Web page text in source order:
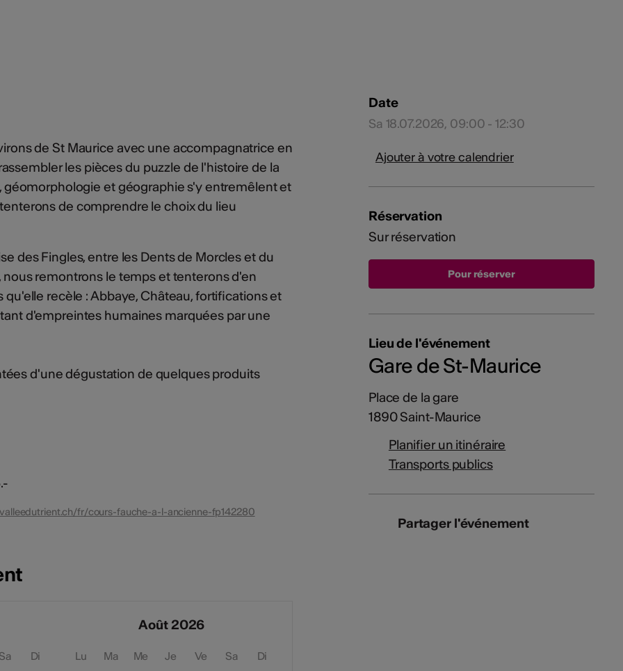
de St Maurice avec une accompagnatrice en
les pièces du puzzle de l'histoire de la
géomorphologie et géographie s'y entremêlent et
de comprendre le choix du lieu
des Fingles, entre les Dents de Morcles et du
remontrons le temps et tenterons d'en
recèle : Abbaye, Château, fortifications et
d'empreintes humaines marquées par une
d'une dégustation de quelques produits
fr/cours-fauche-a-l-ancienne-fp142280
Sa Di
Août 2026
Lu Ma Me Je Ve Sa Di
Date
Sa 18.07.2026, 09:00 - 12:30
Ajouter à votre calendrier
Réservation
Sur réservation
Lieu de l'événement
Gare de St-Maurice
Place de la gare
1890 Saint-Maurice
Planifier un itinéraire
Transports publics
Partager l'événement